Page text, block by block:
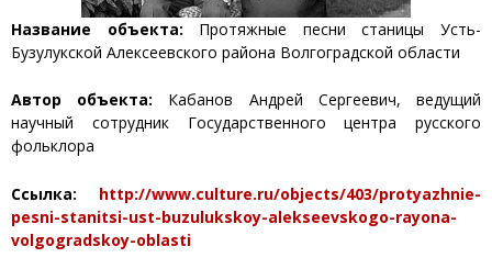
Название объекта: Протяжные песни станицы Усть-
Бузулукской Алексеевского района Волгоградской области
Автор объекта: Кабанов Андрей Сергеевич, ведущий
научный сотрудник Государственного центра русского
фольклора
Ссылка: http://www.culture.ru/objects/403/protyazhnie-
pesni-stanitsi-ust-buzulukskoy-alekseevskogo-rayona-
volgogradskoy-oblasti